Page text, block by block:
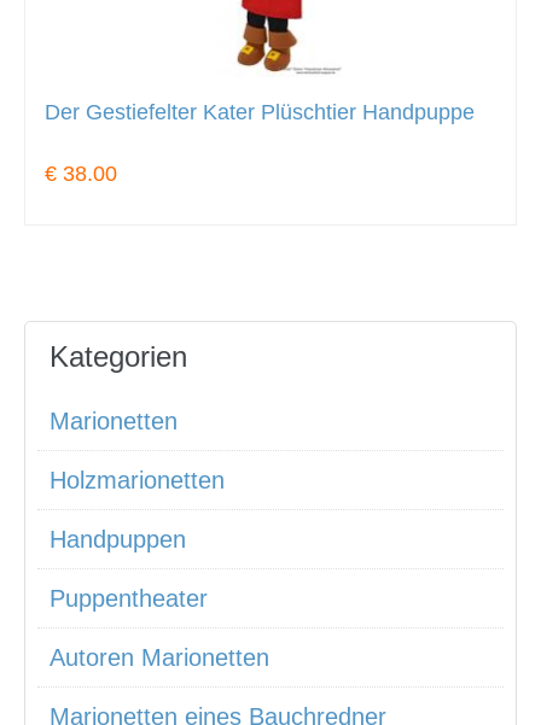
Der Gestiefelter Kater Plüschtier Handpuppe
€ 38.00
Kategorien
Marionetten
Holzmarionetten
Handpuppen
Puppentheater
Autoren Marionetten
Marionetten eines Bauchredner